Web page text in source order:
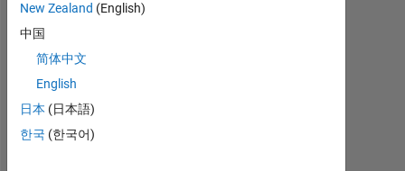
0
3
New Zealand (English)
中国
简体中文
English
日本 (日本語)
한국 (한국어)